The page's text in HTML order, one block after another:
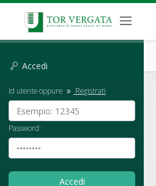
Accedi
Id utente oppure Registrati
Password: